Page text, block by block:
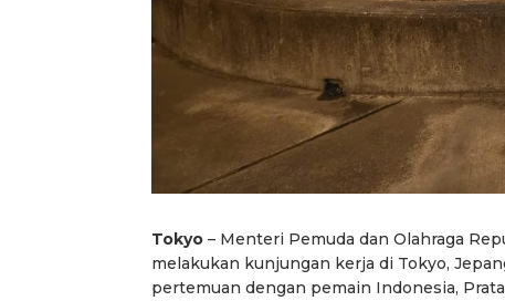
Tokyo – Menteri Pemuda dan Olahraga
melakukan kunjungan kerja di Tokyo,
pertemuan dengan pemain Indonesia,